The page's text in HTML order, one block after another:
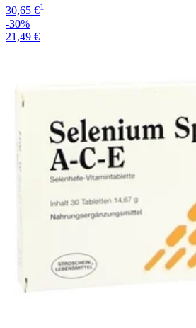
30,65 €1
-30%
21,49 €